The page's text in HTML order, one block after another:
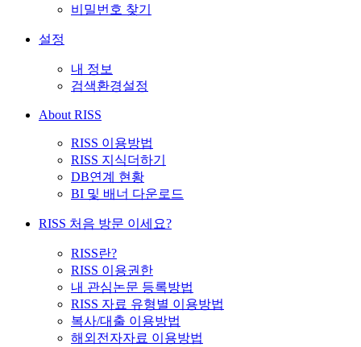
비밀번호 찾기
설정
내 정보
검색환경설정
About RISS
RISS 이용방법
RISS 지식더하기
DB연계 현황
BI 및 배너 다운로드
RISS 처음 방문 이세요?
RISS란?
RISS 이용권한
내 관심논문 등록방법
RISS 자료 유형별 이용방법
복사/대출 이용방법
해외전자자료 이용방법